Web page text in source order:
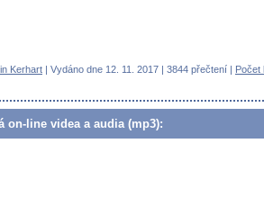
Kerhart | Vydáno dne 12. 11. 2017 | 3844 přečtení | Počet
on-line videa a audia (mp3):